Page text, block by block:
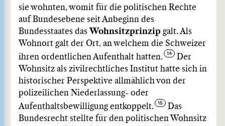
sie wohnten, womit für die politischen Rechte
auf Bundesebene seit Anbeginn des
Bundesstaates das Wohnsitzprinzip galt. Als
Wohnort galt der Ort, an welchem die Schweizer
ihren ordentlichen Aufenthalt hatten.
Der
Wohnsitz als zivilrechtliches Institut hatte sich in
historischer Perspektive allmählich von der
polizeilichen Niederlassung- oder
Aufenthaltsbewilligung entkoppelt.
Das
Bundesrecht stellte für den politischen Wohnsitz